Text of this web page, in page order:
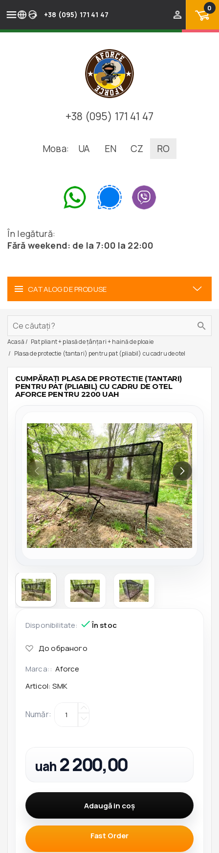
+38 (095) 171 41 47
0
+38 (095) 171 41 47
Мова: UA EN CZ RO
În legătură:
Fără weekend: de la 7:00 la 22:00
CATALOG DE PRODUSE
Acasă
Pat pliant + plasă de țânțari + haină de ploaie
Plasa de protectie (tantari) pentru pat (pliabil) cu cadru de otel
CUMPĂRAȚI PLASA DE PROTECTIE (TANTARI)
PENTRU PAT (PLIABIL) CU CADRU DE OTEL
AFORCE PENTRU 2200 UAH
Disponibilitate: În stoc
Marca:: Aforce
Articol: SMK
Număr:
uah 2 200,00
Adaugă in coş
Fast Order